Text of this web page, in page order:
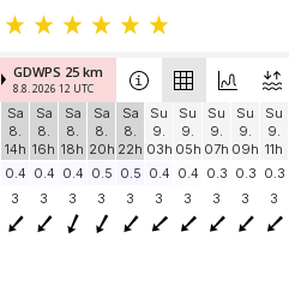
GDWPS 25 km
8.8. 2026 12 UTC
Sa
8.
14h
Sa
8.
16h
Sa
8.
18h
Sa
8.
20h
Sa
8.
22h
Su
9.
03h
Su
9.
05h
Su
9.
07h
Su
9.
09h
Su
9.
11h
0.4 0.4 0.4 0.5 0.5 0.4 0.4 0.3 0.3 0.3
3
3 3 3 3 3 3 3 3 3